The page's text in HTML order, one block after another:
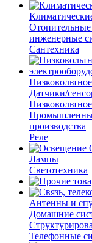
Отопительные
инженерные
Сантехника
Датчики/
производства
Реле
Лампы
Светотехника
Антенны и
Домашние
Телефонные